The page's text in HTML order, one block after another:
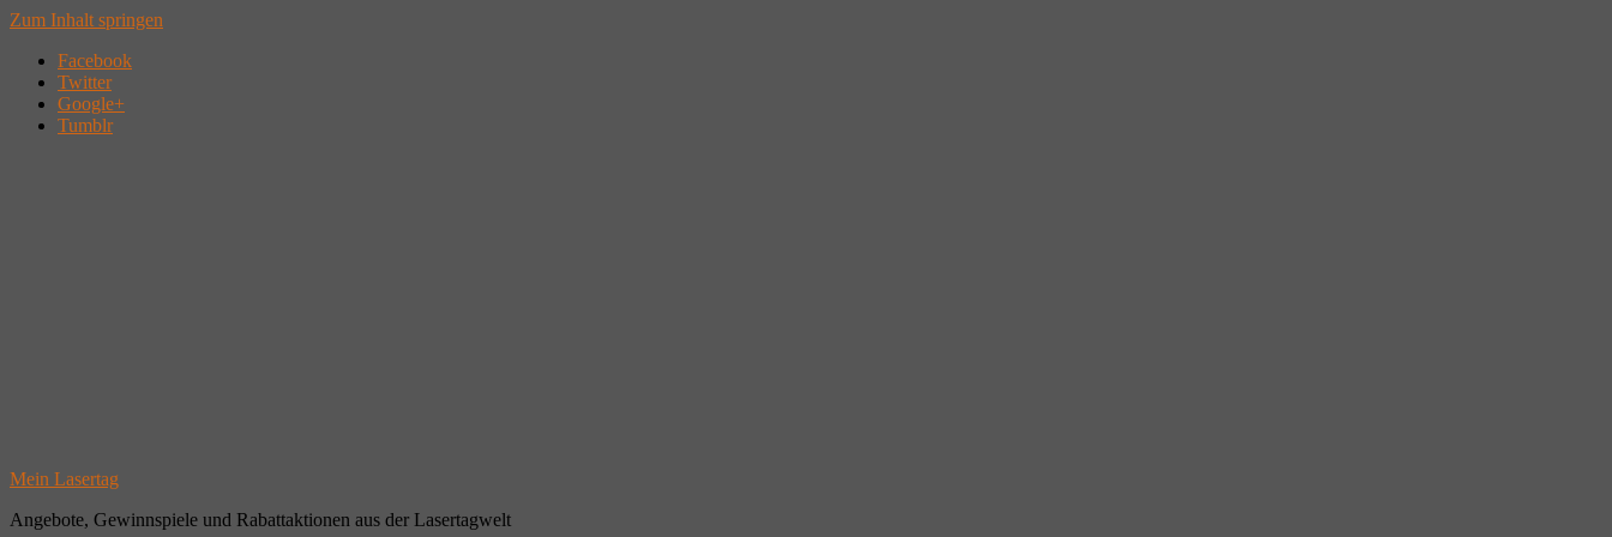
Zum Inhalt springen
Facebook
Twitter
Google+
Tumblr
Mein Lasertag
Angebote, Gewinnspiele und Rabattaktionen aus der Lasertagwelt